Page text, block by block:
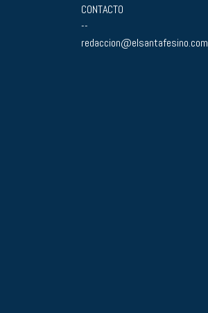
CONTACTO
--
redaccion@elsantafesino.com